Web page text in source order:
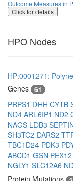
Outcome Measures in
Click for details
HPO Nodes
HP:0001271:
Genes
61
PRPS1 DHH CYTB
ND4 ARL6IP1 ND2
NAGS LDB3
SH3TC2 DARS2
TBC1D24 PDK3
ABCD1 GSN PEX12
NGLY1 SLC12A6